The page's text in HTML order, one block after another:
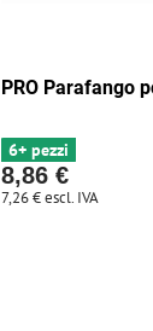
PRO Parafango
6+ pezzi
8,86 €
7,26 €escl. IVA